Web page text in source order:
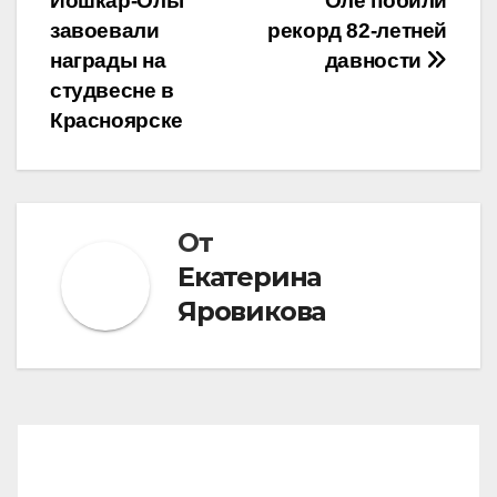
по
записям
рекорд 82-летней
давности
завоевали
награды на
студвесне в
Красноярске
От
Екатерина
Яровикова